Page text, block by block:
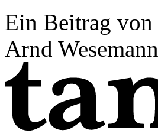
Ein Beitrag von
Arnd Wesemann